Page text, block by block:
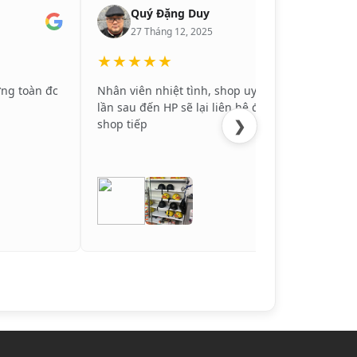
toàn đc
Quý Đặng Duy
27 Tháng 12, 2025
★★★★★
Nhân viên nhiệt tình, shop uy tín,
lần sau đến HP sẽ lại liên hệ đến
shop tiếp
❯